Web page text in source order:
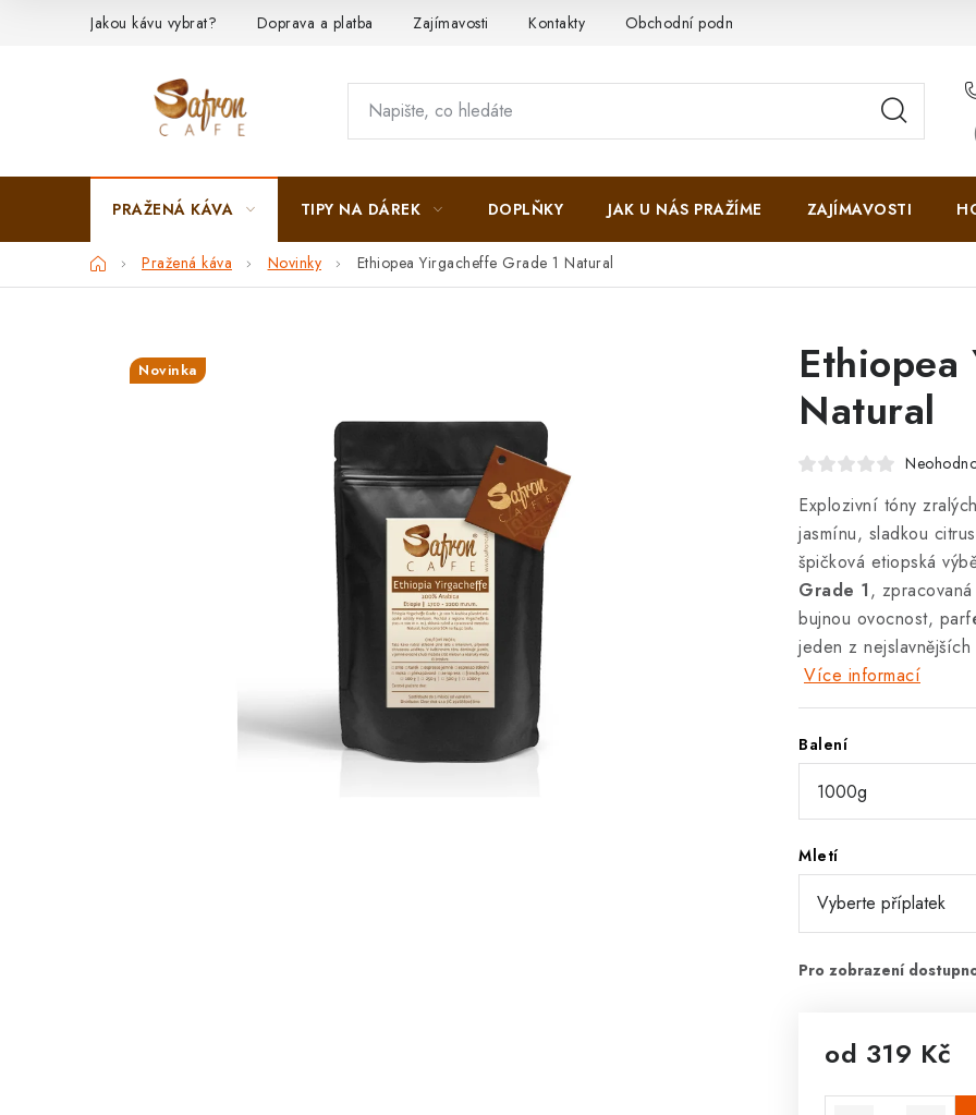
Jakou kávu vybrat? Doprava a platba Zajímavosti Kontakty Obchodní podmínky
PRAŽENÁ KÁVA TIPY NA DÁREK DOPLŇKY JAK U NÁS PRAŽÍME ZAJÍMAVOSTI
DomůPražená káva Novinky Ethiopea Yirgacheffe Grade 1 Natural
Ethiopea
Natural
Explozivní tóny
jasmínu, sladkou
špičková etiopská
Grade 1,
bujnou ovocnost,
jeden z
Více informací
Balení
Mletí
od 319 Kč
Novinka